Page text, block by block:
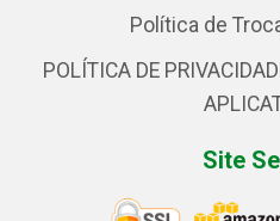
Política de
POLÍTICA DE
Site